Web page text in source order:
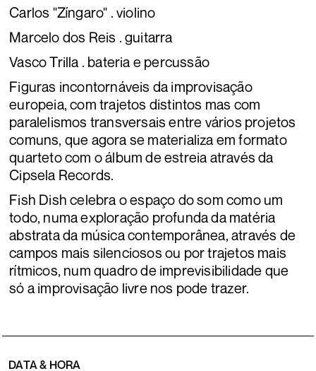
DATA & HORA
Carlos "Zíngaro" . violino
Marcelo dos Reis . guitarra
Vasco Trilla . bateria e percussão
Figuras incontornáveis da improvisação
europeia, com trajetos distintos mas com
paralelismos transversais entre vários projetos
comuns, que agora se materializa em formato
quarteto com o álbum de estreia através da
Cipsela Records.
Fish Dish celebra o espaço do som como um
todo, numa exploração profunda da matéria
abstrata da música contemporânea, através de
campos mais silenciosos ou por trajetos mais
rítmicos, num quadro de imprevisibilidade que
só a improvisação livre nos pode trazer.